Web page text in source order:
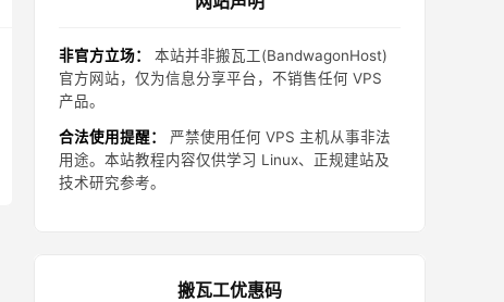
非官方立场：
本站并非搬瓦工(BandwagonHost)
官方网站，仅为信息分享平台，不销售任何 VPS
产品。
合法使用提醒：
严禁使用任何 VPS 主机从事非法
用途。本站教程内容仅供学习 Linux、正规建站及
技术研究参考。
搬瓦工优惠码